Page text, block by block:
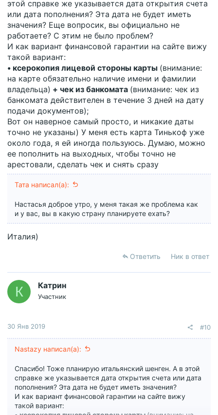
это время ни один пристав не успеет ничего
арестовать..
этой справке же указывается дата открытия счета
или дата пополнения? Эта дата не будет иметь
значения? Еще вопросик, вы официально не
работаете? С этим не было проблем?
И как вариант финансовой гарантии на сайте вижу
такой вариант:
• ксерокопия лицевой стороны карты (внимание:
на карте обязательно наличие имени и фамилии
владельца) + чек из банкомата (внимание: чек из
банкомата действителен в течение 3 дней на дату
подачи документов);
Вот он наверное самый просто, и никакие даты
точно не указаны) У меня есть карта Тинькоф уже
около года, я ей иногда пользуюсь. Думаю, можно
ее пополнить на выходных, чтобы точно не
арестовали, сделать чек и снять сразу
Тата написал(а):
Настасья доброе утро, у меня такая же проблема как
и у вас, вы в какую страну планируете ехать?
Италия)
Ответить Ник в ответ
К Катрин
Участник
30 Янв 2019 #10
Nastazy написал(а):
Спасибо! Тоже планирую итальянский шенген. А в этой
справке же указывается дата открытия счета или дата
пополнения? Эта дата не будет иметь значения?
И как вариант финансовой гарантии на сайте вижу
такой вариант: